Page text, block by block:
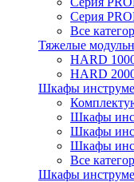
Серия
Все
Тяжелые
HARD
HARD
Шкафы
Шкафы
Шкафы
Шкафы
Все
Шкафы